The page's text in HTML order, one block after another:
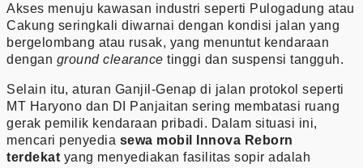
Akses menuju kawasan industri seperti Pulogadung atau
Cakung seringkali diwarnai dengan kondisi jalan yang
bergelombang atau rusak, yang menuntut kendaraan
dengan ground clearance tinggi dan suspensi tangguh.
Selain itu, aturan Ganjil-Genap di jalan protokol seperti
MT Haryono dan DI Panjaitan sering membatasi ruang
gerak pemilik kendaraan pribadi. Dalam situasi ini,
mencari penyedia sewa mobil Innova Reborn
terdekat yang menyediakan fasilitas sopir adalah